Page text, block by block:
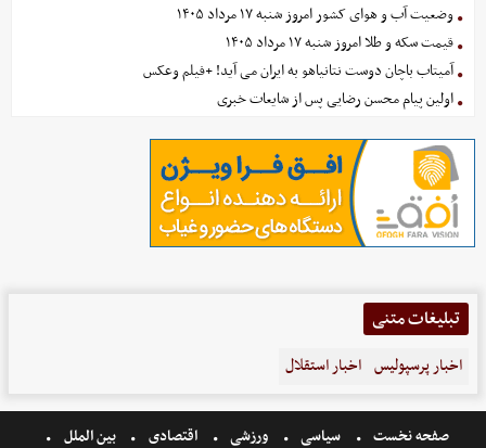
وضعیت آب و هوای کشور امروز شنبه ۱۷ مرداد ۱۴۰۵
قیمت سکه و طلا امروز شنبه ۱۷ مرداد ۱۴۰۵
آمیتاب باچان دوست نتانیاهو به ایران می آید! +فیلم وعکس
اولین پیام محسن رضایی پس از شایعات خبری
تبلیغات متنی
اخبار پرسپولیس اخبار استقلال
صفحه نخست سیاسی ورزشی اقتصادی بین الملل